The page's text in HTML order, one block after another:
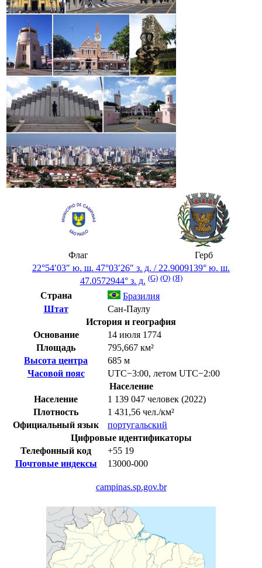
Флаг
Герб
22°54′03″ ю. ш. 47°03′26″ з. д. / 22.9009139° ю. ш.
47.0572944° з. д. (G) (O) (Я)
Страна
Бразилия
Штат
Сан-Паулу
История и география
Основание
14 июля 1774
Площадь
795,667 км²
Высота центра
685 м
Часовой пояс
UTC−3:00, летом UTC−2:00
Население
Население
1 139 047 человек (2022)
Плотность
1 431,56 чел./км²
Официальный язык
португальский
Цифровые идентификаторы
Телефонный код
+55 19
Почтовые индексы
13000-000
campinas.sp.gov.br